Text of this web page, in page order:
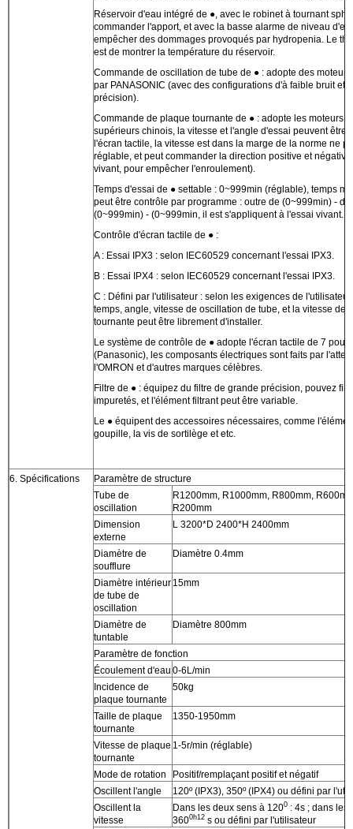
Réservoir d'eau intégré de ●, avec le robinet à tournant
commander l'apport, et avec la basse alarme de niveau
empêcher des dommages provoqués par hydropenia. Le
est de montrer la température du réservoir.
Commande de oscillation de tube de ● : adopte des
par PANASONIC (avec des configurations d'à faible bruit et
précision).
Commande de plaque tournante de ● : adopte les moteurs
supérieurs chinois, la vitesse et l'angle d'essai peuvent être
l'écran tactile, la vitesse est dans la marge de la norme ne
réglable, et peut commander la direction positive et
vivant, pour empêcher l'enroulement).
Temps d'essai de ● settable : 0~999min (réglable), temps
peut être contrôle par programme : outre de (0~999min) -
(0~999min) - (0~999min, il est s'appliquent à l'essai vivant.
Contrôle d'écran tactile de ● :
A : Essai IPX3 : selon IEC60529 concernant l'essai IPX3.
B : Essai IPX4 : selon IEC60529 concernant l'essai IPX3.
C : Défini par l'utilisateur : selon les exigences de
temps, angle, vitesse de oscillation de tube, et la vitesse de
tournante peut être librement d'installer.
Le système de contrôle de ● adopte l'écran tactile de 7
(Panasonic), les composants électriques sont faits par
l'OMRON et d'autres marques célèbres.
Filtre de ● : équipez du filtre de grande précision, pouvez
impuretés, et l'élément filtrant peut être variable.
Le ● équipent des accessoires nécessaires, comme
goupille, la vis de sortilège et etc.
6. Spécifications
Paramètre de structure
Tube de
oscillation
R1200mm, R1000mm, R800mm,
R200mm
Dimension
externe
L 3200*D 2400*H 2400mm
Diamètre de
soufflure
Diamètre 0.4mm
Diamètre intérieur
de tube de
oscillation
15mm
Diamètre de
tuntable
Diamètre 800mm
Paramètre de fonction
Écoulement d'eau 0-6L/min
Incidence de
plaque tournante
50kg
Taille de plaque
tournante
1350-1950mm
Vitesse de plaque
tournante
1-5r/min (réglable)
Mode de rotation
Positif/remplaçant positif et négatif
Oscillent l'angle
120º (IPX3), 350º (IPX4) ou défini par
Oscillent la
vitesse
Dans les deux sens à 1200 : 4s ; dans les
3600h12 s ou défini par l'utilisateur